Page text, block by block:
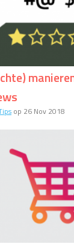
op 26 Nov 2018